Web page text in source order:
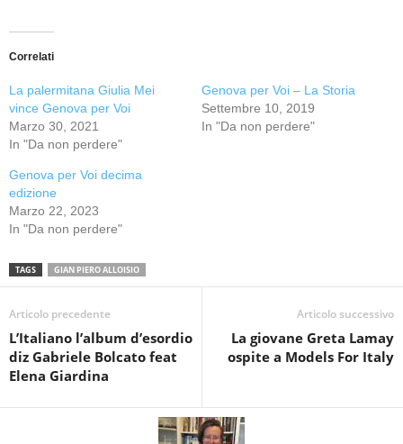
Correlati
La palermitana Giulia Mei
vince Genova per Voi
Marzo 30, 2021
In "Da non perdere"
Genova per Voi – La Storia
Settembre 10, 2019
In "Da non perdere"
Genova per Voi decima
edizione
Marzo 22, 2023
In "Da non perdere"
TAGS GIAN PIERO ALLOISIO
Articolo precedente
L’Italiano l’album d’esordio
diz Gabriele Bolcato feat
Elena Giardina
Articolo successivo
La giovane Greta Lamay
ospite a Models For Italy